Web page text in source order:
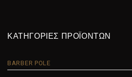
ΚΑΤΗΓΟΡΙΕΣ ΠΡΟΪΟΝΤΩΝ
BARBER POLE